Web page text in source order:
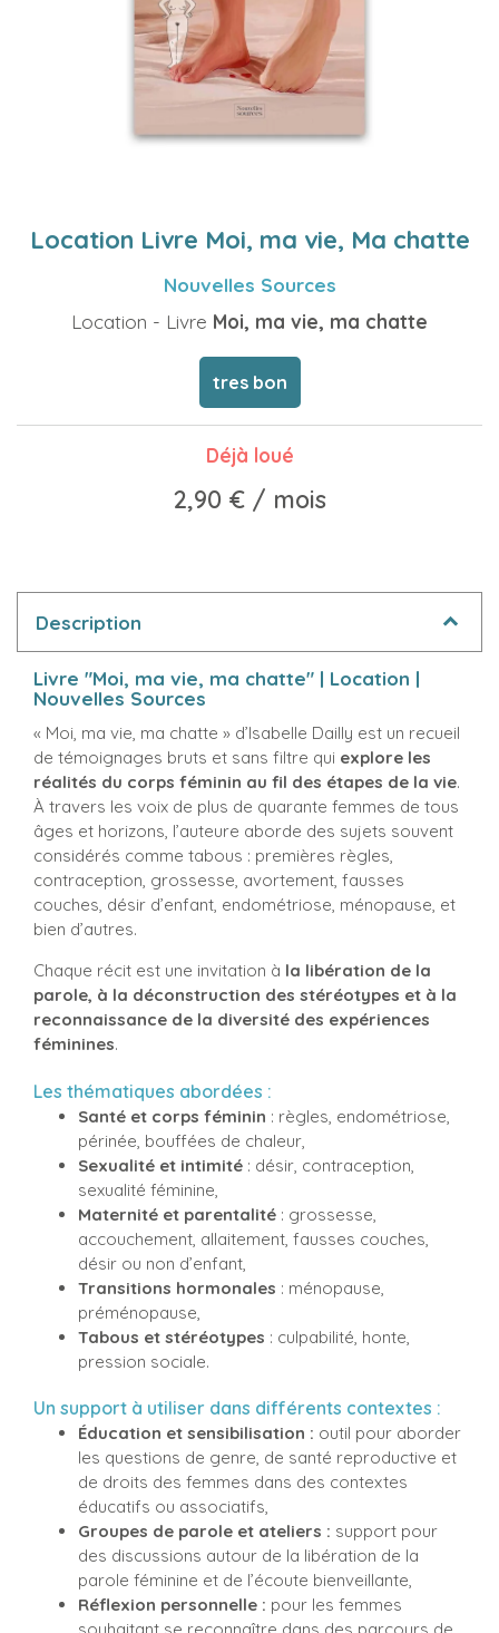
Location Livre Moi, ma vie, Ma chatte
Nouvelles Sources
Location - Livre Moi, ma vie, ma chatte
tres bon
Déjà loué
2,90 €/ mois
Description
Livre "Moi, ma vie, ma chatte" | Location |
Nouvelles Sources
« Moi, ma vie, ma chatte » d’Isabelle Dailly est un recueil
de témoignages bruts et sans filtre qui explore les
réalités du corps féminin au fil des étapes de la vie.
À travers les voix de plus de quarante femmes de tous
âges et horizons, l’auteure aborde des sujets souvent
considérés comme tabous : premières règles,
contraception, grossesse, avortement, fausses
couches, désir d’enfant, endométriose, ménopause, et
bien d’autres.
Chaque récit est une invitation à la libération de la
parole, à la déconstruction des stéréotypes et à la
reconnaissance de la diversité des expériences
féminines.
Les thématiques abordées :
Santé et corps féminin : règles, endométriose,
périnée, bouffées de chaleur,
Sexualité et intimité : désir, contraception,
sexualité féminine,
Maternité et parentalité : grossesse,
accouchement, allaitement, fausses couches,
désir ou non d’enfant,
Transitions hormonales : ménopause,
préménopause,
Tabous et stéréotypes : culpabilité, honte,
pression sociale.
Un support à utiliser dans différents contextes :
Éducation et sensibilisation : outil pour aborder
les questions de genre, de santé reproductive et
de droits des femmes dans des contextes
éducatifs ou associatifs,
Groupes de parole et ateliers : support pour
des discussions autour de la libération de la
parole féminine et de l’écoute bienveillante,
Réflexion personnelle : pour les femmes